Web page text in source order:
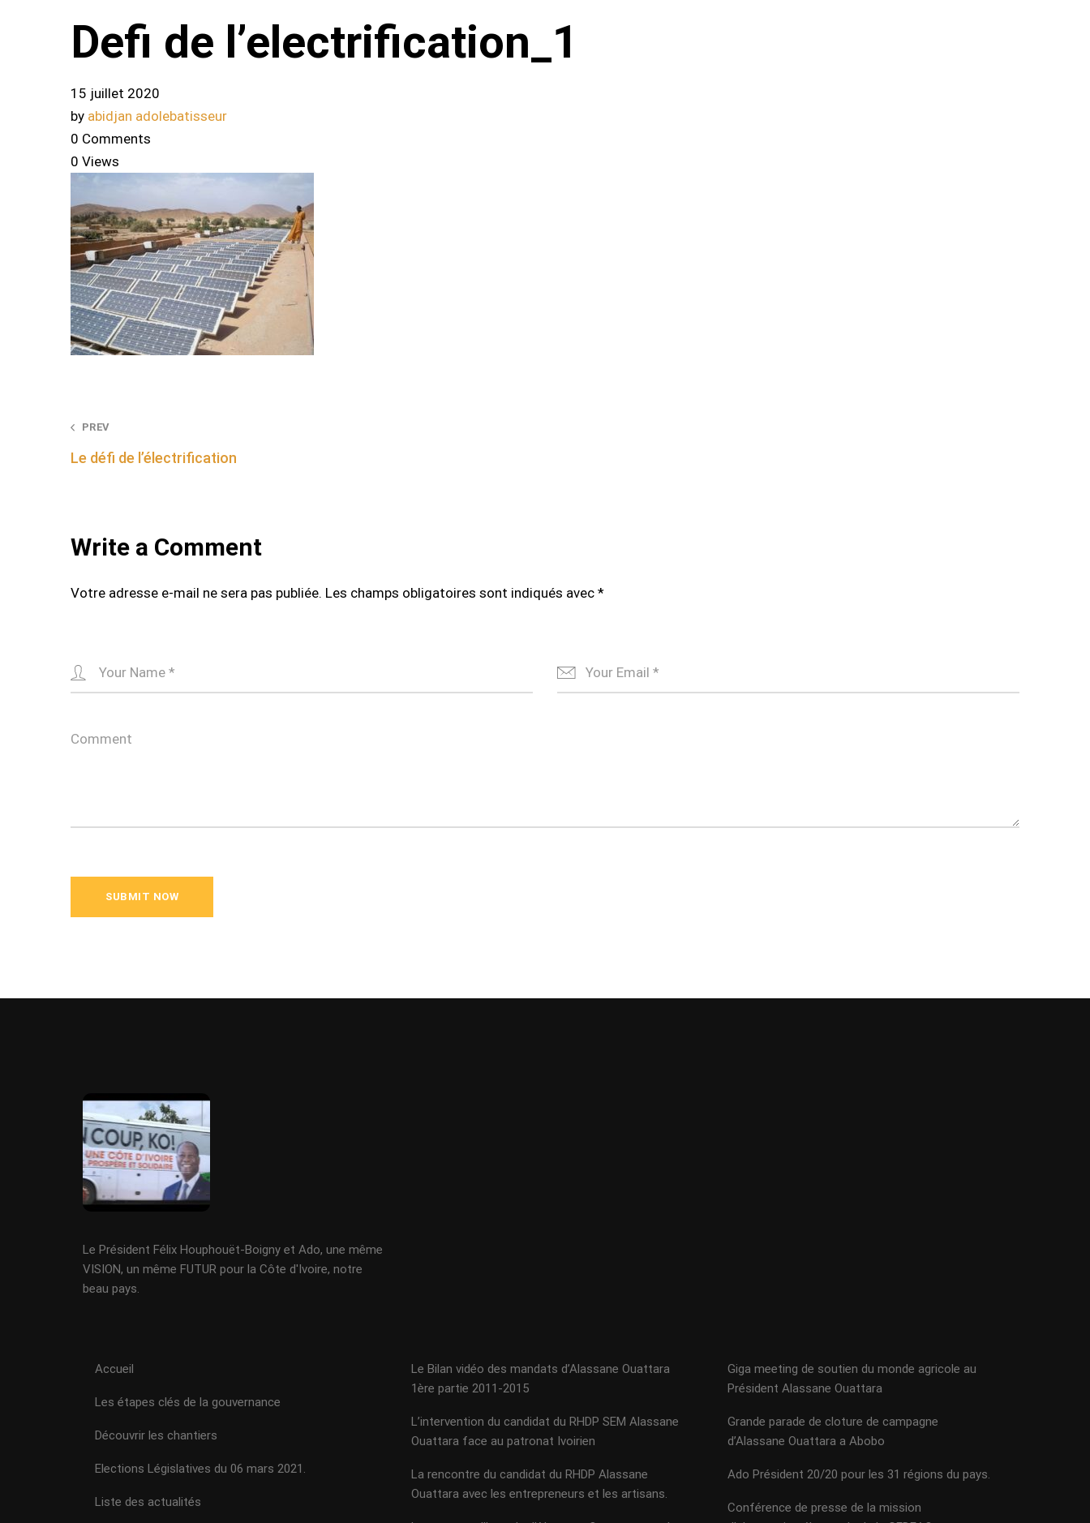
Defi de l’electrification_1
15 juillet 2020
by abidjan adolebatisseur
0 Comments
0 Views
Post
navigation
PREV
Le défi de l’électrification
Write a Comment
Votre adresse e-mail ne sera pas publiée. Les champs obligatoires sont indiqués avec *
Le Président Félix Houphouët-Boigny et Ado, une même
VISION, un même FUTUR pour la Côte d'Ivoire, notre
beau pays.
Accueil
Les étapes clés de la gouvernance
Découvrir les chantiers
Elections Législatives du 06 mars 2021.
Liste des actualités
Le Bilan vidéo des mandats d’Alassane Ouattara
1ère partie 2011-2015
L’intervention du candidat du RHDP SEM Alassane
Ouattara face au patronat Ivoirien
La rencontre du candidat du RHDP Alassane
Ouattara avec les entrepreneurs et les artisans.
Giga meeting de soutien du monde agricole au
Président Alassane Ouattara
Grande parade de cloture de campagne
d’Alassane Ouattara a Abobo
Ado Président 20/20 pour les 31 régions du pays.
Conférence de presse de la mission